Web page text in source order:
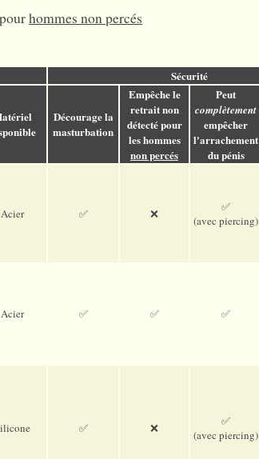
hommes non percés
Sécurité
Décourage la
masturbation
Empêche le
retrait non
détecté pour
les hommes
non percés
Peut
complètement
empêcher
l'arrachement
du pénis
Acier ✅ ❌
✅
(avec pier­cing)
Acier ✅ ✅ ✅
✅ ❌
✅
(avec pier­cing)